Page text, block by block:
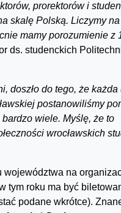
prorektorów i
skalę Polską. Liczymy na
mamy porozumienie z
ds. studenckich
doszło do tego, że
postanowiliśmy
wiele. Myślę, że to
wrocławskich
województwa na
tym roku ma być
podane wkrótce).